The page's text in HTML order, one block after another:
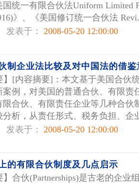
统一有限合伙法Uniform Limited
》、《美国修订统一合伙法
发表于： 2008-05-20 12:00:00
制企业法比较及对中国法的借
】[内容摘要]：本文基于美国合伙
案例，对美国的普通合伙、有限责
限合伙、有限责任企业等几种合伙
分析，从责任形式、税务负担、企
发表于： 2008-05-20 12:00:00
的有限合伙制度及几点启示
】合伙(Partnerships)是古老的企业